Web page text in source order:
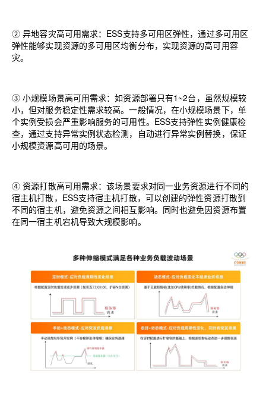
② 异地容灾高可用需求： ESS支持多可用区弹性，通过多可用区
弹性能够实现资源的多可用区均衡分布，实现资源的高可用容
灾。
③ 小规模场景高可用需求：如资源部署只有1~2台，虽然规模较
小，但对服务稳定性需求较高。一般情况，在小规模场景下，单
个实例受损会严重影响服务的可用性。 ESS支持弹性实例健康检
查，通过支持异常实例状态检测，自动进行异常实例替换，保证
小规模资源高可用的场景。
④ 资源打散高可用需求：该场景要求对同一业务资源进行不同的
宿主机打散， ESS支持宿主机打散，可以创建的弹性资源打散到
不同的宿主机，避免资源之间相互影响。同时也避免因资源布置
在同一宿主机宕机导致大规模影响。